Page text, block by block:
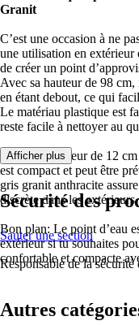
Granit
C’est une occasion à ne
une utilisation en extérieur
de créer un point
Avec sa hauteur de 98
en étant debout, ce qui
Le matériau plastique est
reste facile à nettoyer au
Avec une largeur de 12
est compact et peut être
gris granit anthracite
discrète dans les extérieurs.
Bon plan: Le point d’eau
extérieur si tu souhaites
confortable et compacte
Afficher plus
Sécurité des
Sauter une section
Responsable de la
Autres